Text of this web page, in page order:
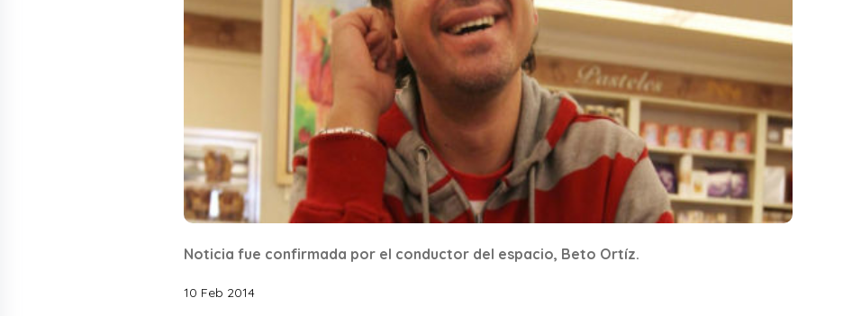
Noticia fue confirmada por el conductor del espacio, Beto Ortíz.
10 Feb 2014